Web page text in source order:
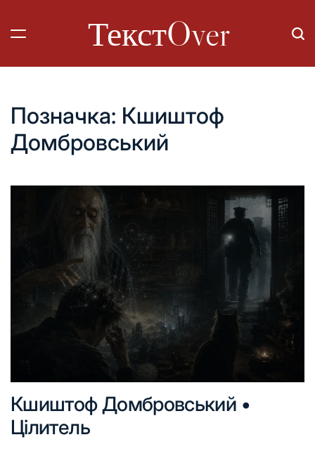
вмісту
ТекстOver
Позначка: Кшиштоф
Домбровський
Кшиштоф Домбровський •
Цілитель